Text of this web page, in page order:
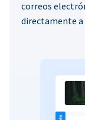
correos
directamente